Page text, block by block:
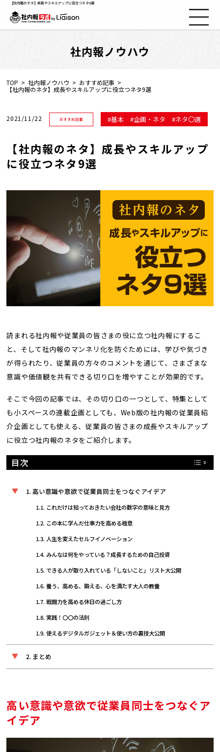
社内報ノウハウ
セミナー情報
Web社内報
動画コーナー
支援実績
トレンド用語集
社長ブログ
【社内報のネタ】成長やスキルアップに役立つネタ9選
社内報ノウハウ
TOP 社内報ノウハウ
おすすめ記事
【社内報のネタ】成長やスキルアップに役立つネタ9選
2021/11/22 おすすめ記事 基本 企画・ネタ ネタ〇選
【社内報のネタ】成長やスキルアップ
に役立つネタ9選
読まれる社内報や従業員の皆さまの役に立つ社内報にするこ
と、そして社内報のマンネリ化を防ぐためには、学びや気づき
が得られたり、従業員の方々のコメントを通じて、さまざまな
意識や価値観を共有できる切り口を増やすことが効果的です。
そこで今回の記事では、その切り口の一つとして、特集として
も小スペースの連載企画としても、Web版の社内報の従業員紹
介企画としても使える、従業員の皆さまの成長やスキルアップ
に役立つ社内報のネタをご紹介します。
目次
高い意識や意欲で従業員同士をつなぐアイデア
これだけは知っておきたい会社の数字の意味と見方
この本に学んだ仕事力を高める極意
人生を変えたセルフイノベーション
みんなは何をやっている？成長するための自己投資
できる人が取り入れている「しないこと」リスト大公開
養う、高める、鍛える、心を満たす大人の教養
戦闘力を高める休日の過ごし方
実践！〇〇の法則
使えるデジタルガジェット＆使い方の裏技大公開
まとめ
高い意識や意欲で従業員同士をつなぐア
イデア